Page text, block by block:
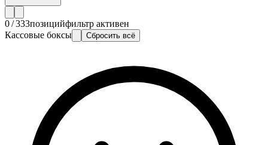
0/333позицийфильтр активен
Кассовые боксы
Сбросить всё